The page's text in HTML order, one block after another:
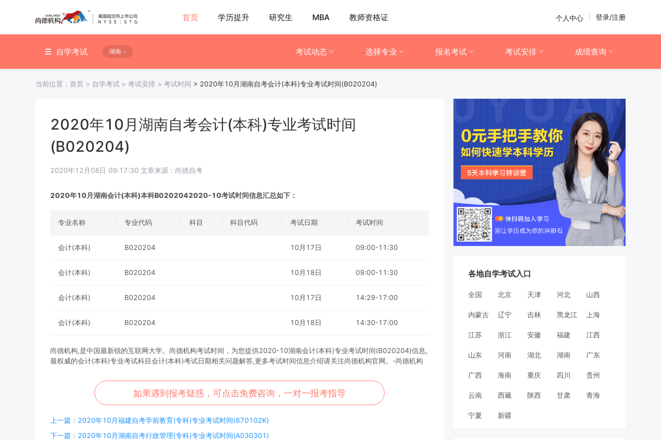
首页 学历提升 研究生 MBA 教师资格证 个人中心 登录/注册
自学考试 湖南 考试动态 选择专业 报名考试 考试安排 成绩查询
当前位置： 首页 > 自学考试 > 考试安排 > 考试时间 > 2020年10月湖南自考会计(本科)专业考试时间(B020204)
2020年10月湖南自考会计(本科)专业考试时间
(B020204)
2020年12月08日 09:17:30 文章来源：尚德自考
2020年10月湖南会计(本科)本科B0202042020-10考试时间信息汇总如下：
专业名称 专业代码 科目 科目代码 考试日期 考试时间
会计(本科) B020204 10月17日 09:00-11:30
会计(本科) B020204 10月18日 09:00-11:30
会计(本科) B020204 10月17日 14:29-17:00
会计(本科) B020204 10月18日 14:30-17:00
尚德机构,是中国最新锐的互联网大学。尚德机构考试时间，为您提供2020-10湖南会计(本科)专业考试时间(B020204)信息,
最权威的会计(本科)专业考试科目会计(本科)考试日期相关问题解答,更多考试时间信息介绍请关注尚德机构官网。-尚德机构
如果遇到报考疑惑，可点击免费咨询，一对一报考指导
上一篇：2020年10月福建自考学前教育(专科)专业考试时间(670102K)
下一篇：2020年10月湖南自考行政管理(专科)专业考试时间(A030301)
各地自学考试入口
全国 北京 天津 河北 山西
内蒙古 辽宁 吉林 黑龙江 上海
江苏 浙江 安徽 福建 江西
山东 河南 湖北 湖南 广东
广西 海南 重庆 四川 贵州
云南 西藏 陕西 甘肃 青海
宁夏 新疆